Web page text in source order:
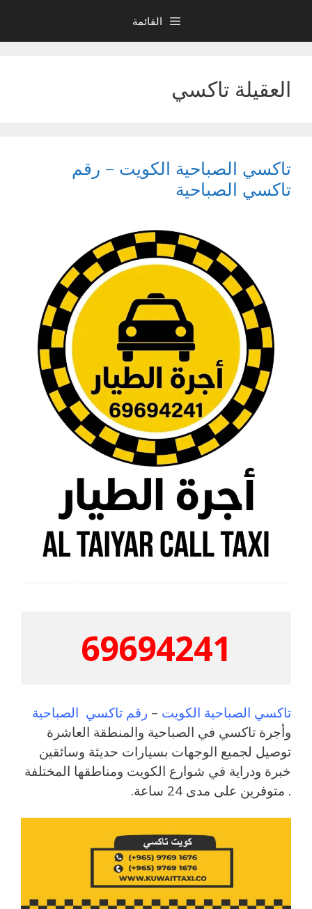
المحتوى
القائمة
العقيلة تاكسي
تاكسي الصباحية الكويت – رقم
تاكسي الصباحية
69694241
تاكسي الصباحية الكويت – رقم تاكسي الصباحية
وأجرة تاكسي في الصباحية والمنطقة العاشرة
توصيل لجميع الوجهات بسيارات حديثة وسائقين
خبرة ودراية في شوارع الكويت ومناطقها المختلفة
. متوفرين على مدى 24 ساعة.